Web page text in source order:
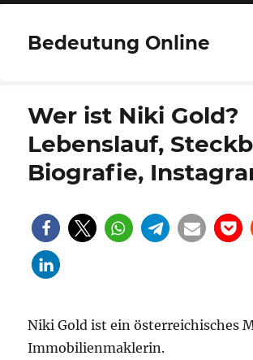
Bedeutung Online
Wer ist Niki Gold?
Lebenslauf,
Biografie,
Niki Gold ist ein österreichisches
Immobilienmaklerin.